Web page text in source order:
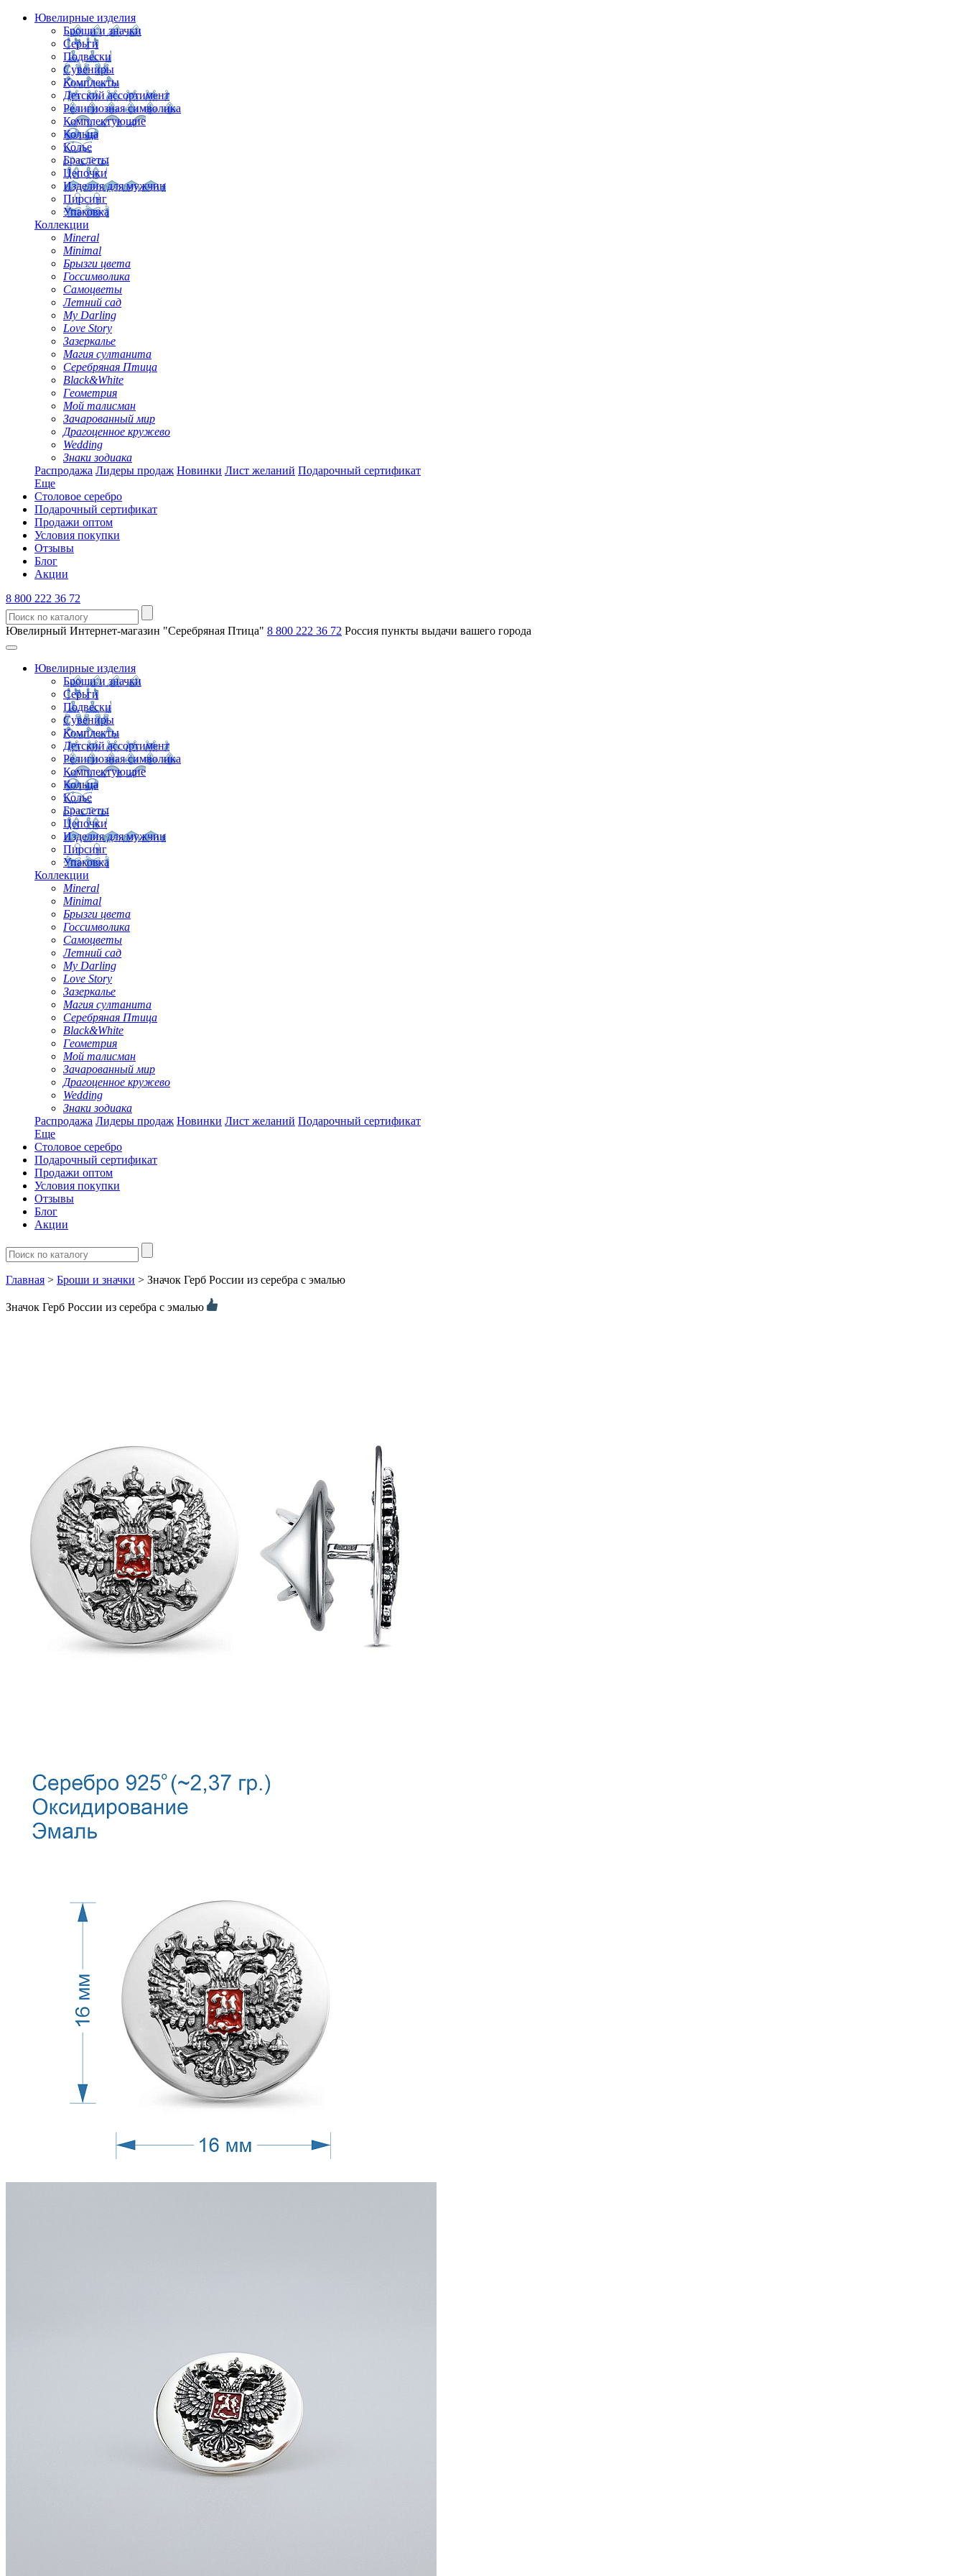
Ювелирные изделия
Броши и значки
Серьги
Подвески
Сувениры
Комплекты
Детский ассортимент
Религиозная символика
Комплектующие
Кольца
Колье
Браслеты
Цепочки
Изделия для мужчин
Пирсинг
Упаковка
Коллекции
Mineral
Minimal
Брызги цвета
Госсимволика
Самоцветы
Летний сад
My Darling
Love Story
Зазеркалье
Магия султанита
Серебряная Птица
Black&White
Геометрия
Мой талисман
Зачарованный мир
Драгоценное кружево
Wedding
Знаки зодиака
Распродажа Лидеры продаж Новинки Лист желаний Подарочный сертификат
Еще
Столовое серебро
Подарочный сертификат
Продажи оптом
Условия покупки
Отзывы
Блог
Акции
8 800 222 36 72
Ювелирный Интернет-магазин "Серебряная Птица" 8 800 222 36 72 Россия пункты выдачи вашего города
Ювелирные изделия
Броши и значки
Серьги
Подвески
Сувениры
Комплекты
Детский ассортимент
Религиозная символика
Комплектующие
Кольца
Колье
Браслеты
Цепочки
Изделия для мужчин
Пирсинг
Упаковка
Коллекции
Mineral
Minimal
Брызги цвета
Госсимволика
Самоцветы
Летний сад
My Darling
Love Story
Зазеркалье
Магия султанита
Серебряная Птица
Black&White
Геометрия
Мой талисман
Зачарованный мир
Драгоценное кружево
Wedding
Знаки зодиака
Распродажа Лидеры продаж Новинки Лист желаний Подарочный сертификат
Еще
Столовое серебро
Подарочный сертификат
Продажи оптом
Условия покупки
Отзывы
Блог
Акции
Главная > Броши и значки > Значок Герб России из серебра с эмалью
Значок Герб России из серебра с эмалью